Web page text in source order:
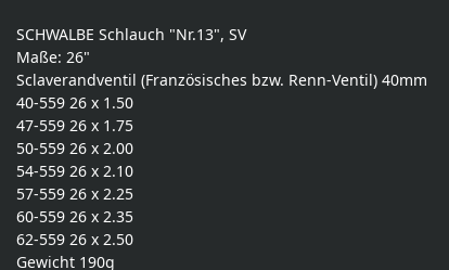
SCHWALBE Schlauch "Nr.13", SV
Maße: 26"
Sclaverandventil (Französisches bzw. Renn-Ventil) 40mm
40-559 26 x 1.50
47-559 26 x 1.75
50-559 26 x 2.00
54-559 26 x 2.10
57-559 26 x 2.25
60-559 26 x 2.35
62-559 26 x 2.50
Gewicht 190g